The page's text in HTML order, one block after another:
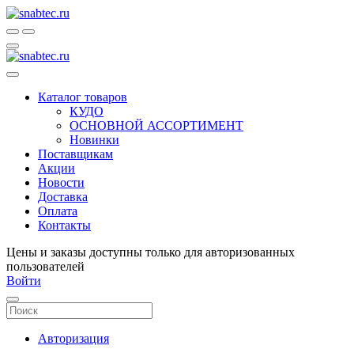
Каталог товаров
КУДО
ОСНОВНОЙ АССОРТИМЕНТ
Новинки
Поставщикам
Акции
Новости
Доставка
Оплата
Контакты
Цены и заказы доступны только для авторизованных
пользователей
Войти
Авторизация